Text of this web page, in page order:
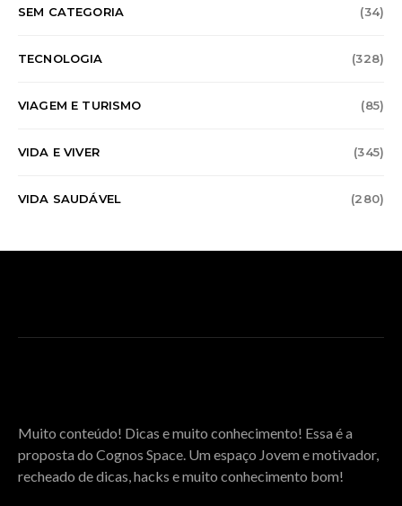
SEM CATEGORIA (34)
TECNOLOGIA (328)
VIAGEM E TURISMO (85)
VIDA E VIVER (345)
VIDA SAUDÁVEL (280)
Muito conteúdo! Dicas e muito conhecimento! Essa é a
proposta do Cognos Space. Um espaço Jovem e motivador,
recheado de dicas, hacks e muito conhecimento bom!